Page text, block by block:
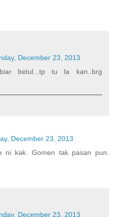
December 23, 2013
betul...tp tu la kan..brg
December 23, 2013
ni kak. Gomen tak pasan pun.
December 23, 2013